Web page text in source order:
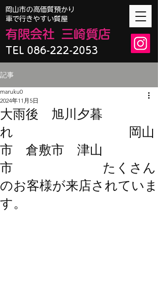
TEL 086-222-2053
​岡山市の高価質預かり
車で行きやすい質屋
有限会社 三崎質店
記事
大雨後 旭川夕暮
れ 岡山
市 倉敷市 津山
市 たくさん
のお客様が来店されていま
す。
maruku0
2024年11月5日